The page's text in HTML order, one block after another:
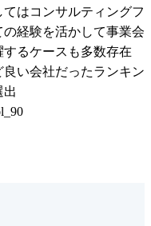
はコンサルティングフ
経験を活かして事業会
るケースも多数存在
良い会社だったランキン
出